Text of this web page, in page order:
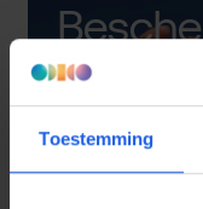
Toestemming
met